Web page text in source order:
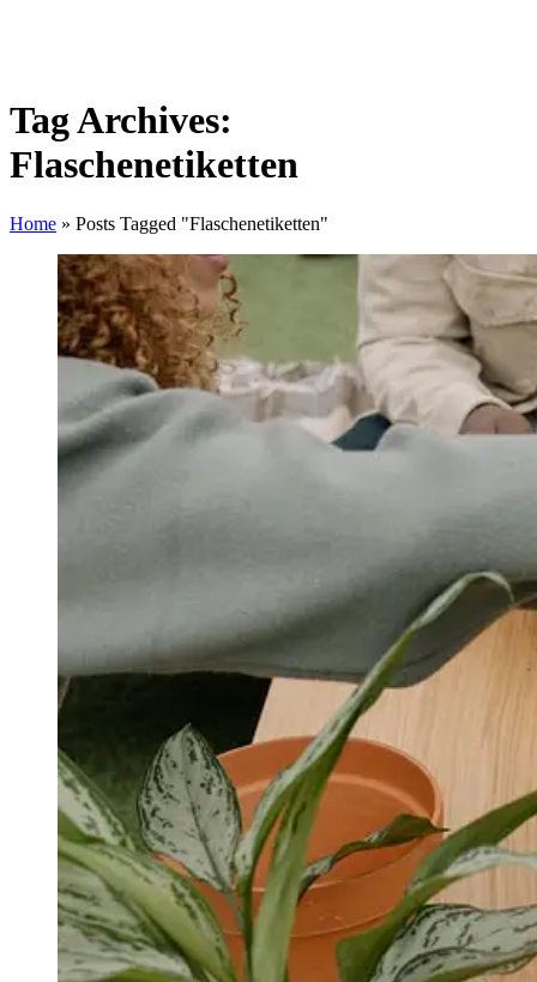
Tag Archives:
Flaschenetiketten
Home » Posts Tagged "Flaschenetiketten"